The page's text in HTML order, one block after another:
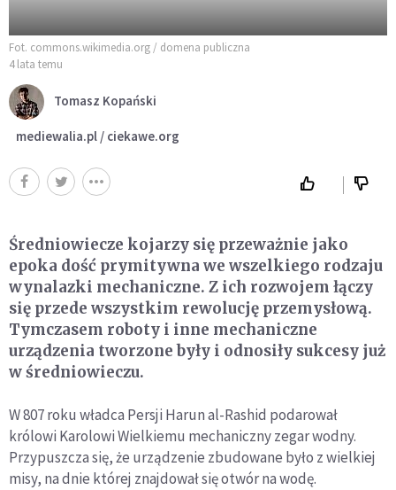
Fot. commons.wikimedia.org / domena publiczna
4 lata temu
Tomasz Kopański
mediewalia.pl / ciekawe.org
Średniowiecze kojarzy się przeważnie jako
epoka dość prymitywna we wszelkiego rodzaju
wynalazki mechaniczne. Z ich rozwojem łączy
się przede wszystkim rewolucję przemysłową.
Tymczasem roboty i inne mechaniczne
urządzenia tworzone były i odnosiły sukcesy już
w średniowieczu.
W 807 roku władca Persji Harun al-Rashid podarował
królowi Karolowi Wielkiemu mechaniczny zegar wodny.
Przypuszcza się, że urządzenie zbudowane było z wielkiej
misy, na dnie której znajdował się otwór na wodę.